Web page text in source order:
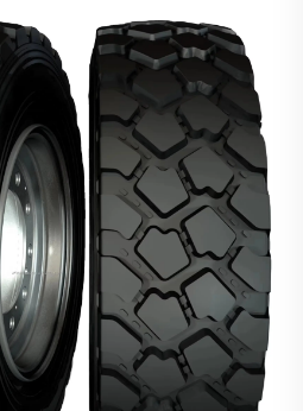
nunca foi tão
tradicionais muitas